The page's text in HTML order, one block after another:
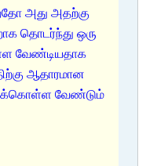
அது அதற்கு
தொடர்ந்து ஒரு
வேண்டியதாக
ஆதாரமான
வேண்டும்